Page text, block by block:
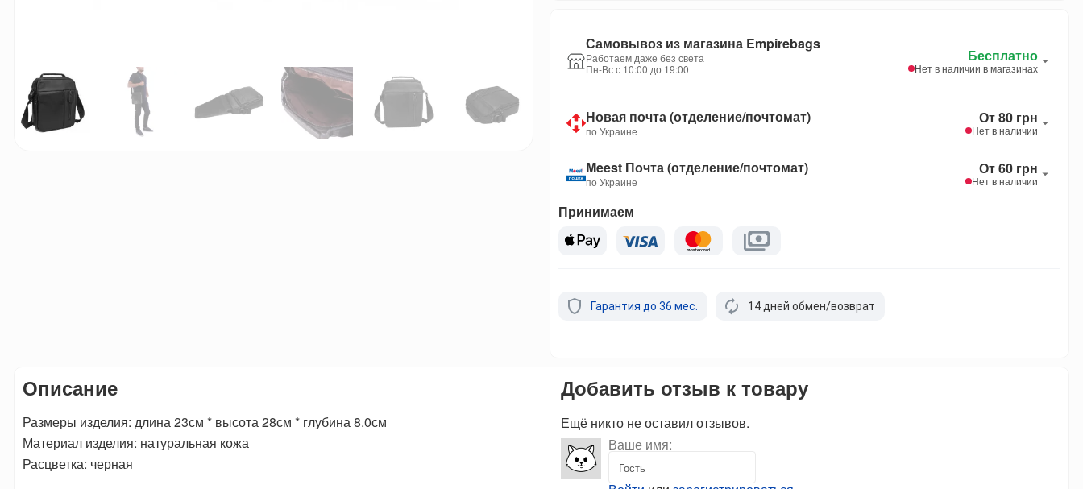
Самовывоз из магазина Empirebags
Работаем даже без света
Пн-Вс с 10:00 до 19:00
Бесплатно
Нет в наличии в магазинах
Новая почта (отделение/почтомат)
по Украине
От 80 грн
Нет в наличии
Meest Почта (отделение/почтомат)
по Украине
От 60 грн
Нет в наличии
Принимаем
Гарантия до 36 мес. 14 дней обмен/возврат
Описание
Размеры изделия: длина 23см * высота 28см * глубина 8.0см
Материал изделия: натуральная кожа
Расцветка: черная
Добавить отзыв к товару
Ещё никто не оставил отзывов.
Ваше имя: